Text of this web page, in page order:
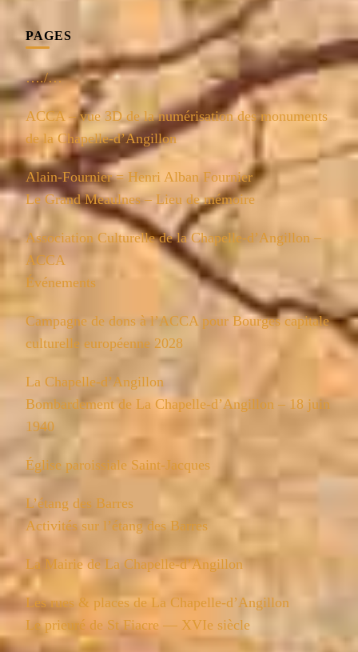
PAGES
…./…
ACCA – vue 3D de la numérisation des monuments
de la Chapelle-d’Angillon
Alain-Fournier = Henri Alban Fournier
Le Grand Meaulnes – Lieu de mémoire
Association Culturelle de la Chapelle-d’Angillon –
ACCA
Événements
Campagne de dons à l’ACCA pour Bourges capitale
culturelle européenne 2028
La Chapelle-d’Angillon
Bombardement de La Chapelle-d’Angillon – 18 juin
1940
Église paroissiale Saint-Jacques
L’étang des Barres
Activités sur l’étang des Barres
La Mairie de La Chapelle-d’Angillon
Les rues & places de La Chapelle-d’Angillon
Le prieuré de St Fiacre — XVIe siècle